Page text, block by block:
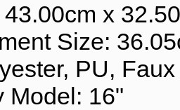
x
Size:
PU,
Model: 16"